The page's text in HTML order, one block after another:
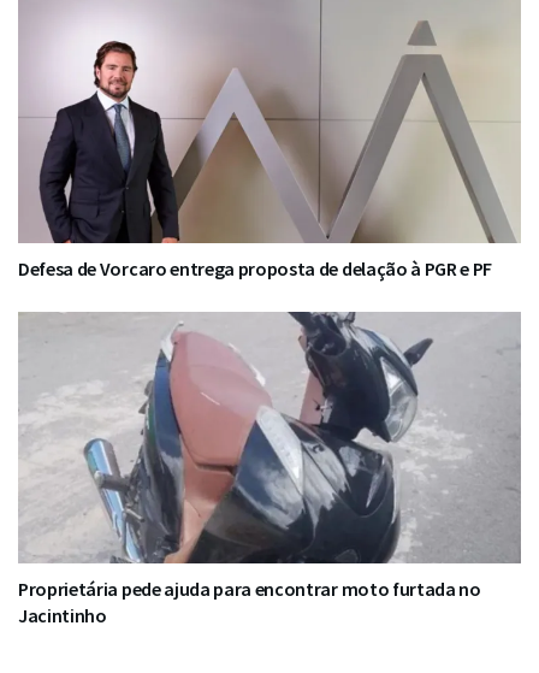
Defesa de Vorcaro entrega proposta de delação à PGR e PF
Proprietária pede ajuda para encontrar moto furtada no
Jacintinho